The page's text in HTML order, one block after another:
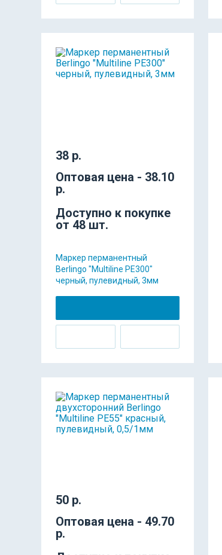
38 р.
Оптовая цена - 38.10
р.
Доступно к покупке
от 48 шт.
Маркер перманентный
Berlingo "Multiline PE300"
черный, пулевидный, 3мм
50 р.
Оптовая цена - 49.70
р.